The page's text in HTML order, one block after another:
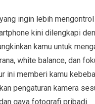
ingin lebih
kini dilengkapi
kamu untuk
white balance, dan
ini memberi kamu
pengaturan kamera
gaya fotografi pribadi.